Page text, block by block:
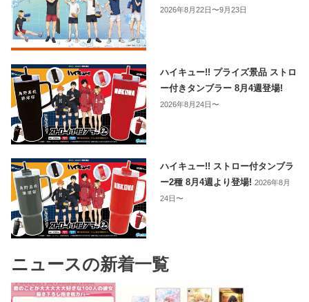
2026年8月22日〜9月23日
ハイキュー!! プライズ景品 ストロ
ー付きタンブラー 8月4週登場!
2026年8月24日〜
ハイキュー!! ストロー付タンブラ
ー2種 8月4週より登場!2026年8月
24日〜
ニュースの新着一覧